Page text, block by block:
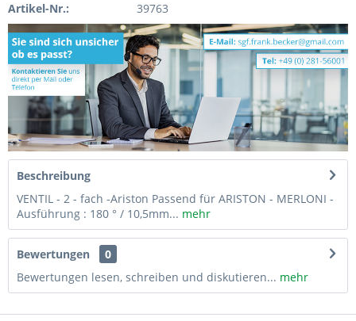
Artikel-Nr.: 39763
Beschreibung
VENTIL - 2 - fach -Ariston Passend für ARISTON - MERLONI -
Ausführung : 180 ° / 10,5mm... mehr
Bewertungen
0
Bewertungen lesen, schreiben und diskutieren... mehr